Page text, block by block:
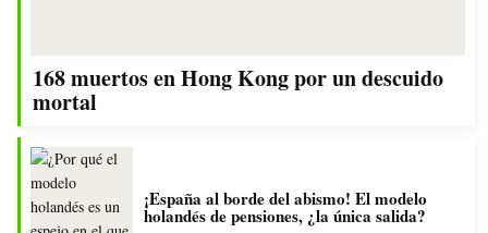
168 muertos en Hong Kong por un descuido
mortal
¡España al borde del abismo! El modelo
holandés de pensiones, ¿la única salida?